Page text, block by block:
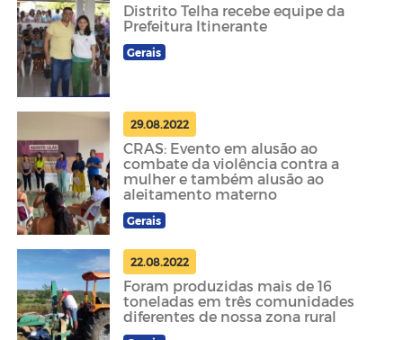
Distrito Telha recebe equipe da
Prefeitura Itinerante
Gerais
29.08.2022
CRAS: Evento em alusão ao
combate da violência contra a
mulher e também alusão ao
aleitamento materno
Gerais
22.08.2022
Foram produzidas mais de 16
toneladas em três comunidades
diferentes de nossa zona rural